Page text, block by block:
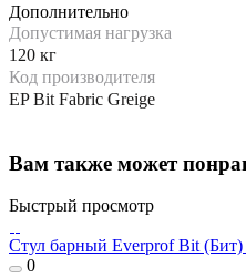
Дополнительно
Допустимая нагрузка
120 кг
Код производителя
EP Bit Fabric Greige
Вам также может
Быстрый просмотр
Стул барный Everprof Bit
0